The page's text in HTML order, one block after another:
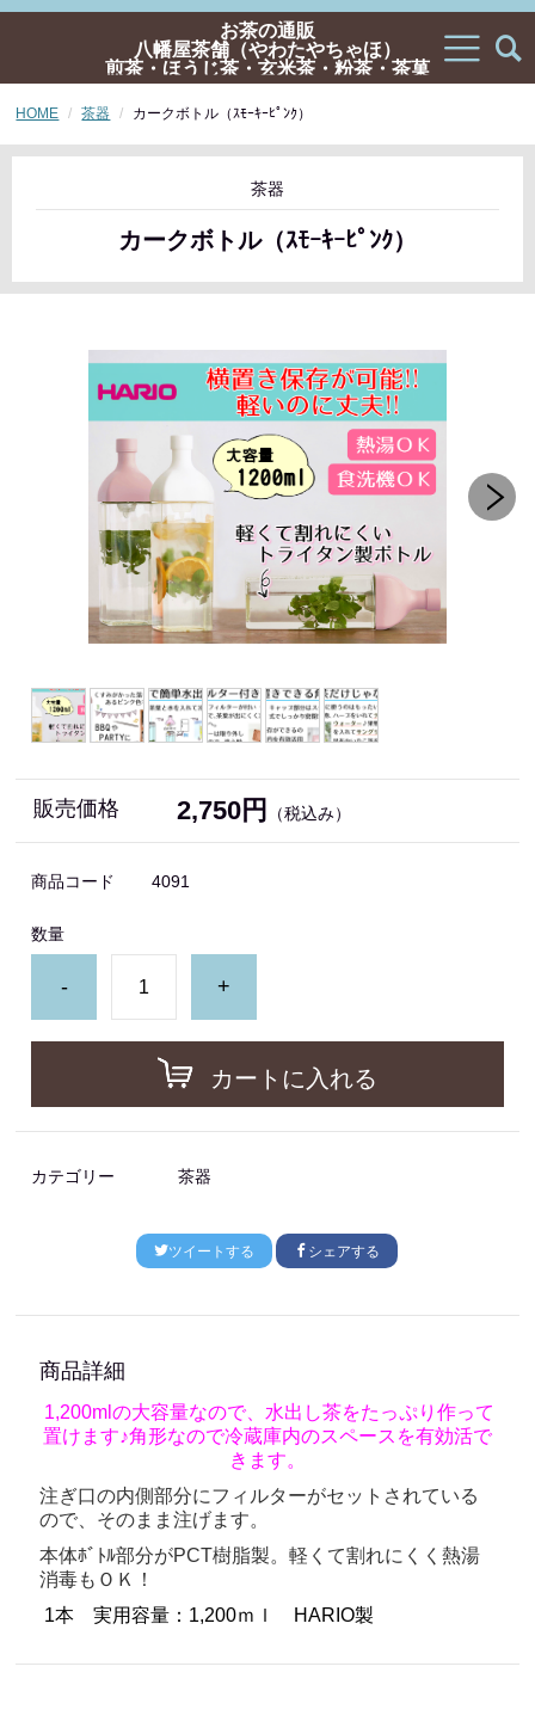
お茶の通販
八幡屋茶舗（やわたやちゃほ）
煎茶・ほうじ茶・玄米茶・粉茶・茶菓
子・ギフトの通販
HOME 茶器 カークボトル（ｽﾓｰｷｰﾋﾟﾝｸ）
茶器
カークボトル（ｽﾓｰｷｰﾋﾟﾝｸ）
販売価格 2,750円 （税込み）
商品コード 4091
数量
- +
カートに入れる
カテゴリー 茶器
ツイートする シェアする
商品詳細
1,200mlの大容量なので、水出し茶をたっぷり作って
置けます♪角形なので冷蔵庫内のスペースを有効活で
きます。
注ぎ口の内側部分にフィルターがセットされている
ので、そのまま注げます。
本体ﾎﾞﾄﾙ部分がPCT樹脂製。軽くて割れにくく熱湯
消毒もＯＫ！
1本
実用容量：1,200ｍｌ HARIO製